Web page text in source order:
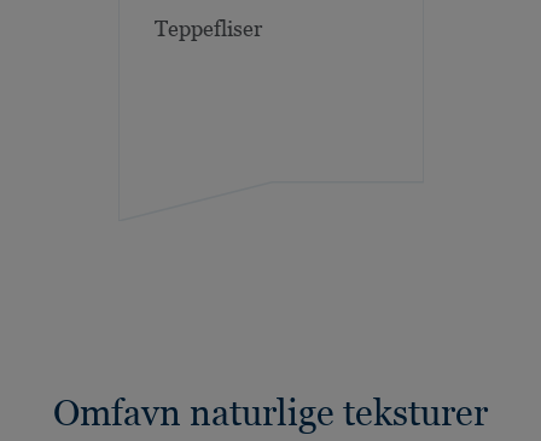
Teppefliser
Omfavn naturlige teksturer